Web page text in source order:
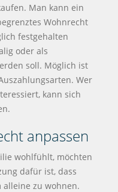
Man kann ein
Wohnrecht
festgehalten
oder als
soll. Möglich ist
Wer
kann sich
anpassen
wohlfühlt, möchten
dafür ist, dass
alleine zu wohnen.